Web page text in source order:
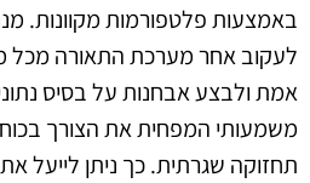
באמצעות פלטפורמות מקוונות.
לעקוב אחר מערכת התאורה מכל
אמת ולבצע אבחנות על בסיס
משמעותי המפחית את הצורך בכוח
תחזוקה שגרתית. כך ניתן לייעל